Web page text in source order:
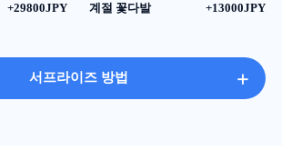
+29800JPY 계절 꽃다발 +13000JPY
서프라이즈 방법 +